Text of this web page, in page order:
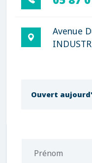
Avenue
Ouvert
Prénom